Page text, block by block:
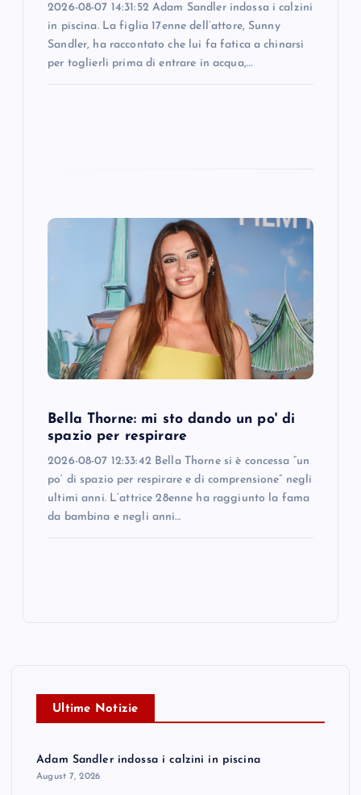
2026-08-07 14:31:52 Adam Sandler indossa i calzini
in piscina. La figlia 17enne dell’attore, Sunny
Sandler, ha raccontato che lui fa fatica a chinarsi
per toglierli prima di entrare in acqua,…
Bella Thorne: mi sto dando un po' di
spazio per respirare
2026-08-07 12:33:42 Bella Thorne si è concessa “un
po’ di spazio per respirare e di comprensione” negli
ultimi anni. L’attrice 28enne ha raggiunto la fama
da bambina e negli anni…
Ultime Notizie
Adam Sandler indossa i calzini in piscina
August 7, 2026